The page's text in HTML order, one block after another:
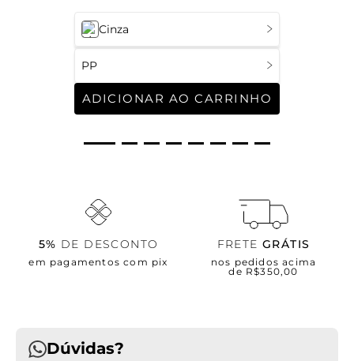
Cinza
PP
ADICIONAR AO CARRINHO
5% DE DESCONTO
em pagamentos com pix
FRETE GRÁTIS
nos pedidos acima
de R$350,00
Dúvidas?